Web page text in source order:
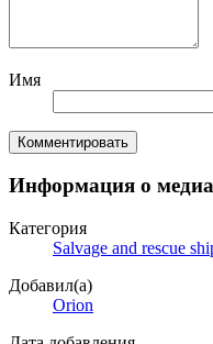
Имя
Комментировать
Информация о медиа
Категория
Salvage and rescue
Добавил(а)
Orion